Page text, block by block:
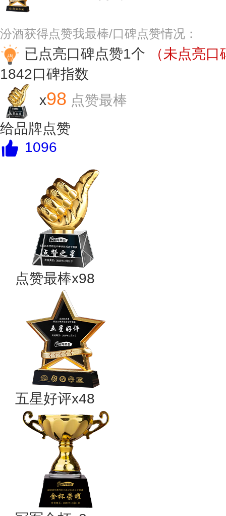
汾酒获得点赞我最棒/口碑点赞情况：
已点亮口碑点赞1个
（未点亮
1842口碑指数
x98 点赞最棒
给品牌点赞
1096
点赞最棒x98
五星好评x48